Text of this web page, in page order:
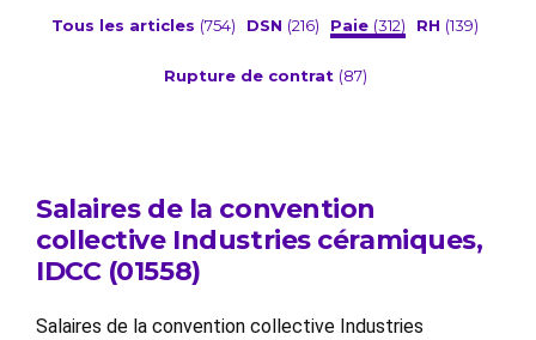
Tous les articles (754) DSN (216) Paie (312) RH (139)
Rupture de contrat (87)
Salaires de la convention
collective Industries céramiques,
IDCC (01558)
Salaires de la convention collective Industries